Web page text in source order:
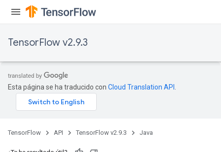
TensorFlow v2.9.3
Esta página se ha traducido con Cloud Translation API
TensorFlow API TensorFlow v2.9.3 Java